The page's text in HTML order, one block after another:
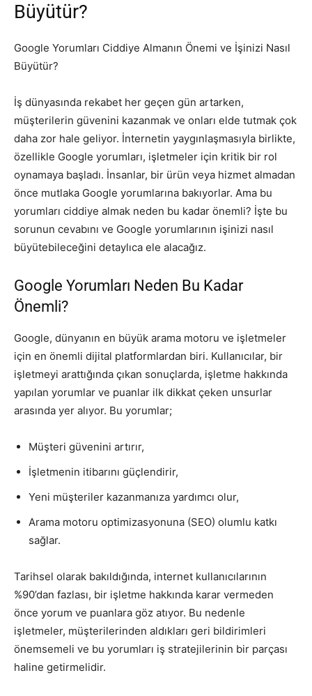
Büyütür?
Google Yorumları Ciddiye Almanın Önemi ve İşinizi Nasıl
Büyütür?
İş dünyasında rekabet her geçen gün artarken,
müşterilerin güvenini kazanmak ve onları elde tutmak çok
daha zor hale geliyor. İnternetin yaygınlaşmasıyla birlikte,
özellikle Google yorumları, işletmeler için kritik bir rol
oynamaya başladı. İnsanlar, bir ürün veya hizmet almadan
önce mutlaka Google yorumlarına bakıyorlar. Ama bu
yorumları ciddiye almak neden bu kadar önemli? İşte bu
sorunun cevabını ve Google yorumlarının işinizi nasıl
büyütebileceğini detaylıca ele alacağız.
Google Yorumları Neden Bu Kadar
Önemli?
Google, dünyanın en büyük arama motoru ve işletmeler
için en önemli dijital platformlardan biri. Kullanıcılar, bir
işletmeyi arattığında çıkan sonuçlarda, işletme hakkında
yapılan yorumlar ve puanlar ilk dikkat çeken unsurlar
arasında yer alıyor. Bu yorumlar;
Müşteri güvenini artırır,
İşletmenin itibarını güçlendirir,
Yeni müşteriler kazanmanıza yardımcı olur,
Arama motoru optimizasyonuna (SEO) olumlu katkı
sağlar.
Tarihsel olarak bakıldığında, internet kullanıcılarının
%90’dan fazlası, bir işletme hakkında karar vermeden
önce yorum ve puanlara göz atıyor. Bu nedenle
işletmeler, müşterilerinden aldıkları geri bildirimleri
önemsemeli ve bu yorumları iş stratejilerinin bir parçası
haline getirmelidir.